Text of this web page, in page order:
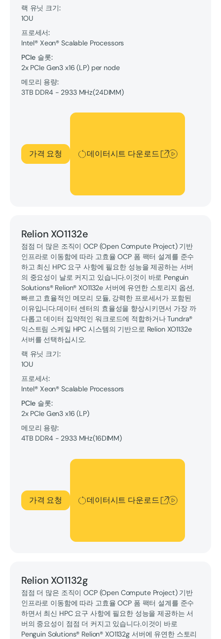
랙 유닛 크기:
1OU
프로세서:
Intel® Xeon® Scalable Processors
PCIe 슬롯:
2x PCIe Gen3 x16 (LP) per node
메모리 용량:
3TB DDR4 - 2933 MHz(24DIMM)
가격 요청 데이터시트 다운로드
데이터시트 다운로드
Relion XO1132e
점점 더 많은 조직이 OCP (Open Compute Project) 기반
인프라로 이동함에 따라 고효율 OCP 폼 팩터 설계를 준수
하고 최신 HPC 요구 사항에 필요한 성능을 제공하는 서버
의 중요성이 날로 커지고 있습니다.이것이 바로 Penguin
Solutions® Relion® XO1132e 서버에 유연한 스토리지 옵션,
빠르고 효율적인 메모리 모듈, 강력한 프로세서가 포함된
이유입니다.데이터 센터의 효율성을 향상시키면서 가장 까
다롭고 데이터 집약적인 워크로드에 적합하거나 Tundra®
익스트림 스케일 HPC 시스템의 기반으로 Relion XO1132e
서버를 선택하십시오.
랙 유닛 크기:
1OU
프로세서:
Intel® Xeon® Scalable Processors
PCIe 슬롯:
2x PCIe Gen3 x16 (LP)
메모리 용량:
4TB DDR4 - 2933 MHz(16DIMM)
가격 요청 데이터시트 다운로드
데이터시트 다운로드
Relion XO1132g
점점 더 많은 조직이 OCP (Open Compute Project) 기반
인프라로 이동함에 따라 고효율 OCP 폼 팩터 설계를 준수
하면서 최신 HPC 요구 사항에 필요한 성능을 제공하는 서
버의 중요성이 점점 더 커지고 있습니다.이것이 바로
Penguin Solutions® Relion® XO1132g 서버에 유연한 스토리